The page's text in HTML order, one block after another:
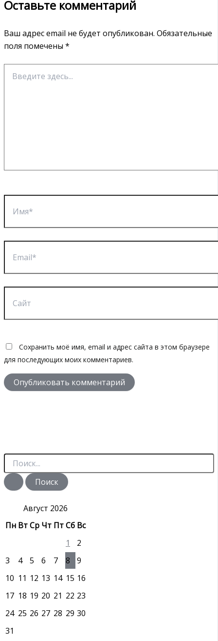
Оставьте комментарий
Ваш адрес email не будет опубликован. Обязательные
поля помечены *
здесь...
Сохранить моё имя, email и адрес сайта в этом браузере
для последующих моих комментариев.
П
и
с
Август 2026
Пн ВтСр Чт ПтСб Вс
1
2
3
4 5 6 7 8
9
10 11 12 13 14 15 16
17 18 19 20 21 22 23
24 25 26 27 28 29 30
31